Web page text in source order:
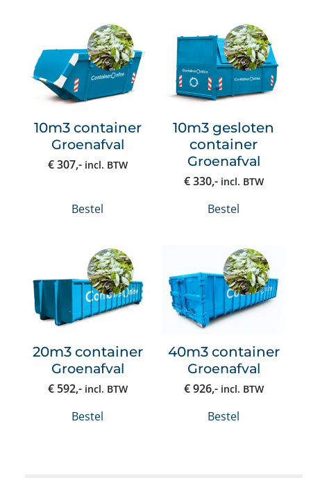
10m3 container
Groenafval
€307,- incl. BTW
Bestel
10m3 gesloten
container
Groenafval
€330,- incl. BTW
Bestel
20m3 container
Groenafval
€592,- incl. BTW
Bestel
40m3 container
Groenafval
€926,- incl. BTW
Bestel